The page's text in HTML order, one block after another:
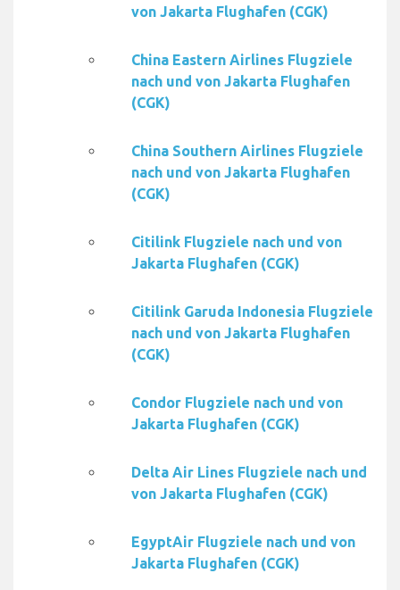
von Jakarta Flughafen (CGK)
China Eastern Airlines Flugziele
nach und von Jakarta Flughafen
(CGK)
China Southern Airlines Flugziele
nach und von Jakarta Flughafen
(CGK)
Citilink Flugziele nach und von
Jakarta Flughafen (CGK)
Citilink Garuda Indonesia Flugziele
nach und von Jakarta Flughafen
(CGK)
Condor Flugziele nach und von
Jakarta Flughafen (CGK)
Delta Air Lines Flugziele nach und
von Jakarta Flughafen (CGK)
EgyptAir Flugziele nach und von
Jakarta Flughafen (CGK)